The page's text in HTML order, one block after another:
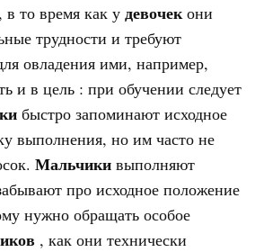
, в то время как у девочекони
трудности и требуют
овладения ими, например,
и в цель : при обучении следует
быстро запоминают исходное
выполнения, но им часто не
Мальчики выполняют
про исходное положение
нужно обращать особое
, как они технически